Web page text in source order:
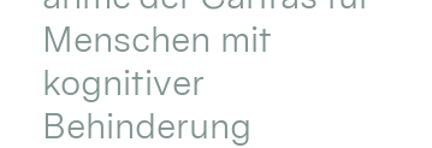
Menschen mit
kognitiver
Behinderung